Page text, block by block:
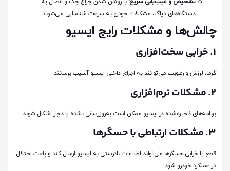
تشخیص و عیب‌یابی سریع: با روشن شدن چراغ چک و اتصال به
دستگاه‌های دیاگ، مشکلات خودرو به سرعت شناسایی می‌شوند.
چالش‌ها و مشکلات رایج ایسیو
1. خرابی سخت‌افزاری
گرما، لرزش و رطوبت می‌توانند به اجزای داخلی ایسیو آسیب برسانند.
2. مشکلات نرم‌افزاری
برنامه‌های ذخیره‌شده در ایسیو ممکن است به‌روزرسانی نشده یا دچار اشکال شوند.
3. مشکلات ارتباطی با حسگرها
قطع یا خرابی حسگرها می‌تواند اطلاعات نادرستی به ایسیو ارسال کند و باعث اختلال
در عملکرد خودرو شود.